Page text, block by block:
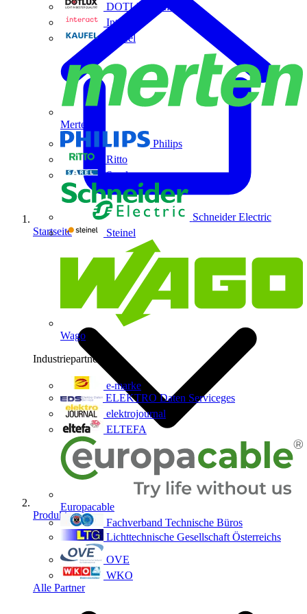
DOTLUX GmbH
Interact
Kaufel
Merten
Philips
Ritto
Sarel
Schneider Electric
Steinel
Wago
Industriepartner
e-marke
ELEKTRO Daten Serviceges
elektrojournal
ELTEFA
Europacable
Fachverband Technische Büros
Lichttechnische Gesellschaft Österreichs
OVE
WKO
Alle Partner
Startseite
Produkte